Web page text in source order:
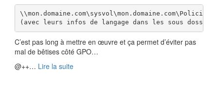
(avec leurs infos de langage dans les sous
C’est pas long à mettre en œuvre et ça permet d’éviter pas
mal de bêtises côté GPO…
@++… Lire la suite